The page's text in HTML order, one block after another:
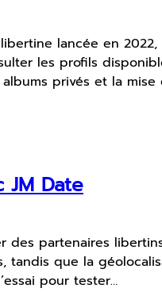
lancée en
les profils
privés et la mise
Date
des partenaires
tandis que la
pour tester…